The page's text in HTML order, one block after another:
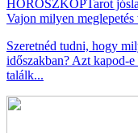
HOROSZKÓPTarot
Vajon milyen meglepetés
Szeretnéd tudni, hogy
időszakban? Azt kapod-
találk...